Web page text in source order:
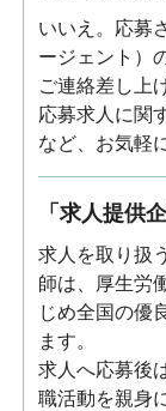
いいえ。応募
ージェント）
ご連絡差し上
応募求人に関
など、お気軽
「求人提供
求人を取り扱
師は、厚生労
じめ全国の優
ます。
求人へ応募後
職活動を親身